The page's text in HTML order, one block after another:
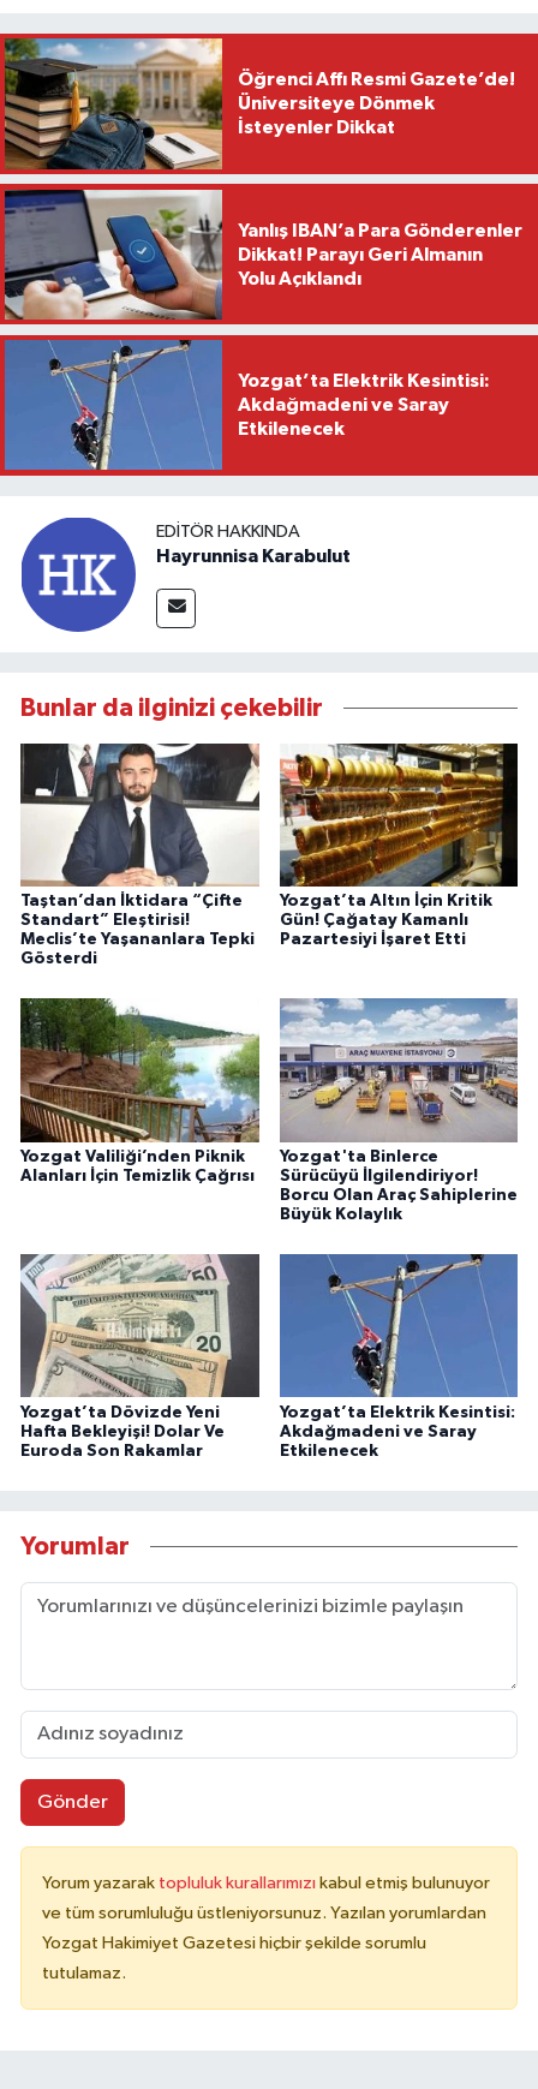
Öğrenci Affı Resmi Gazete’de!
Üniversiteye Dönmek
İsteyenler Dikkat
Yanlış IBAN’a Para Gönderenler
Dikkat! Parayı Geri Almanın
Yolu Açıklandı
Yozgat’ta Elektrik Kesintisi:
Akdağmadeni ve Saray
Etkilenecek
EDITÖR HAKKINDA
Hayrunnisa Karabulut
Bunlar da ilginizi çekebilir
Taştan’dan İktidara “Çifte
Standart” Eleştirisi!
Meclis’te Yaşananlara Tepki
Gösterdi
Yozgat’ta Altın İçin Kritik
Gün! Çağatay Kamanlı
Pazartesiyi İşaret Etti
Yozgat Valiliği’nden Piknik
Alanları İçin Temizlik Çağrısı
Yozgat'ta Binlerce
Sürücüyü İlgilendiriyor!
Borcu Olan Araç Sahiplerine
Büyük Kolaylık
Yozgat’ta Dövizde Yeni
Hafta Bekleyişi! Dolar Ve
Euroda Son Rakamlar
Yozgat’ta Elektrik Kesintisi:
Akdağmadeni ve Saray
Etkilenecek
Yorumlar
Gönder
Yorum yazarak topluluk kurallarımızı kabul etmiş bulunuyor
ve tüm sorumluluğu üstleniyorsunuz. Yazılan yorumlardan
Yozgat Hakimiyet Gazetesi hiçbir şekilde sorumlu
tutulamaz.